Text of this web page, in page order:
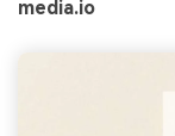
media.io